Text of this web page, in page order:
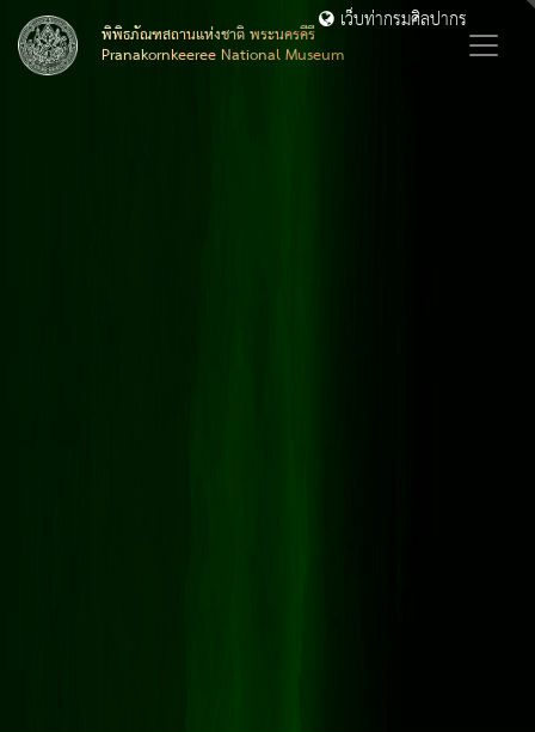
พิพิธภัณฑสถานแห่งชาติ พระนครคีรี
Pranakornkeeree National Museum
เว็บท่ากรมศิลปากร